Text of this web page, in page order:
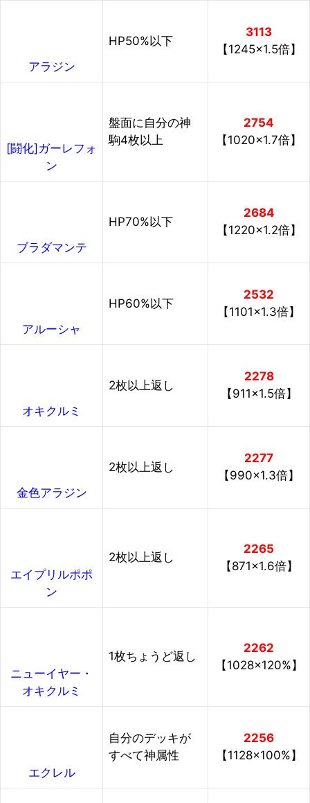
アラジン
HP50%以下
3113
【1245×1.5倍】
[闘化]ガーレフォ
ン
盤面に自分の神
駒4枚以上
2754
【1020×1.7倍】
ブラダマンテ
HP70%以下
2684
【1220×1.2倍】
アルーシャ
HP60%以下
2532
【1101×1.3倍】
オキクルミ
2枚以上返し
2278
【911×1.5倍】
金色アラジン
2枚以上返し
2277
【990×1.3倍】
エイプリルポポ
ン
2枚以上返し
2265
【871×1.6倍】
ニューイヤー・
オキクルミ
1枚ちょうど返し
2262
【1028×120%】
エクレル
自分のデッキが
すべて神属性
2256
【1128×100%】